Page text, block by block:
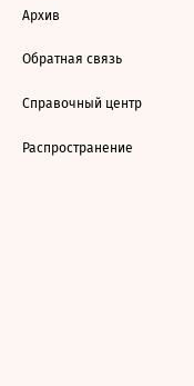
Архив
Обратная связь
Справочный центр
Распространение